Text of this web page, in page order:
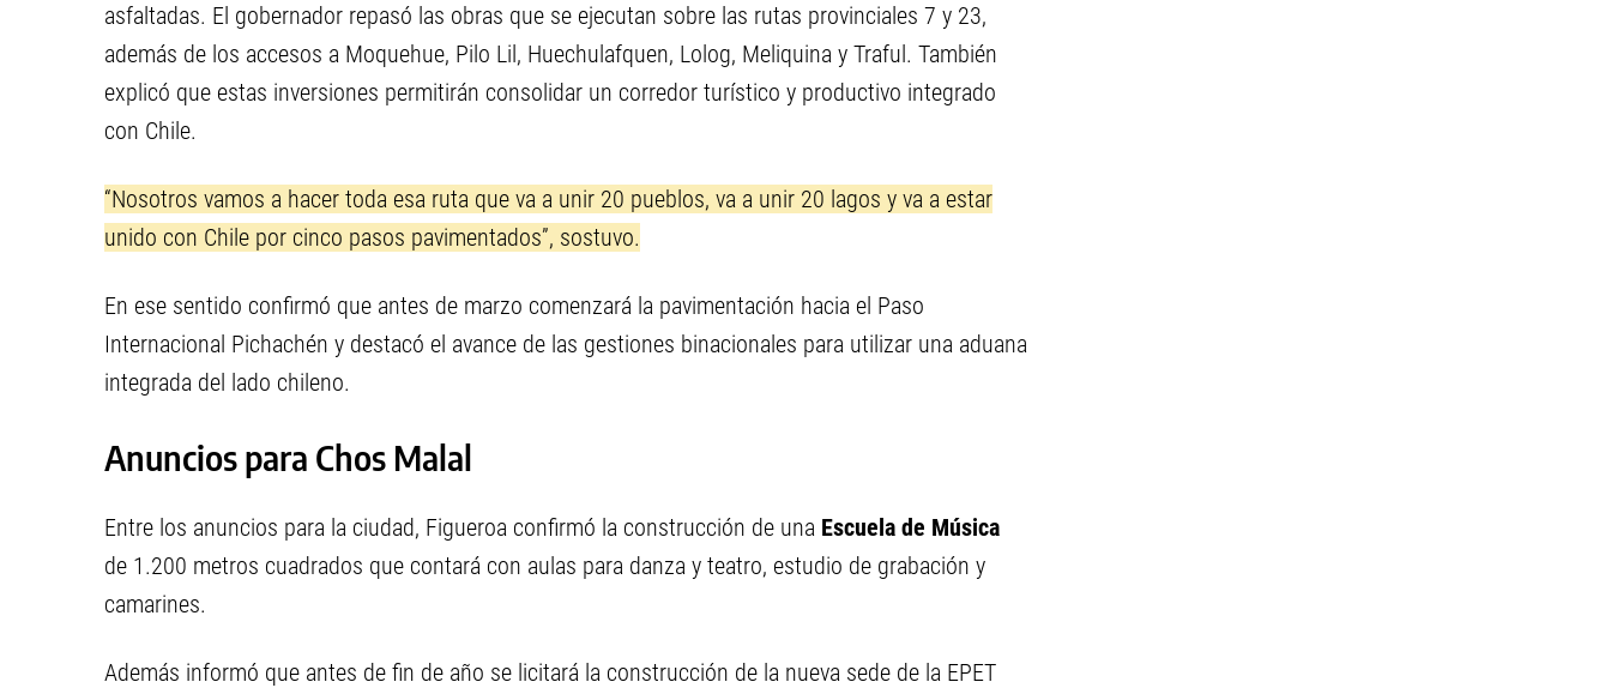
asfaltadas. El gobernador repasó las obras que se ejecutan sobre las rutas provinciales 7 y 23,
además de los accesos a Moquehue, Pilo Lil, Huechulafquen, Lolog, Meliquina y Traful. También
explicó que estas inversiones permitirán consolidar un corredor turístico y productivo integrado
con Chile.
“Nosotros vamos a hacer toda esa ruta que va a unir 20 pueblos, va a unir 20 lagos y va a estar
unido con Chile por cinco pasos pavimentados”, sostuvo.
En ese sentido confirmó que antes de marzo comenzará la pavimentación hacia el Paso
Internacional Pichachén y destacó el avance de las gestiones binacionales para utilizar una aduana
integrada del lado chileno.
Anuncios para Chos Malal
Entre los anuncios para la ciudad, Figueroa confirmó la construcción de una Escuela de Música
de 1.200 metros cuadrados que contará con aulas para danza y teatro, estudio de grabación y
camarines.
Además informó que antes de fin de año se licitará la construcción de la nueva sede de la EPET